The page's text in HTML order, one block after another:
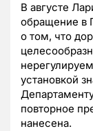
В августе
обращение в
о том, что
установкой
повторное
нанесена.